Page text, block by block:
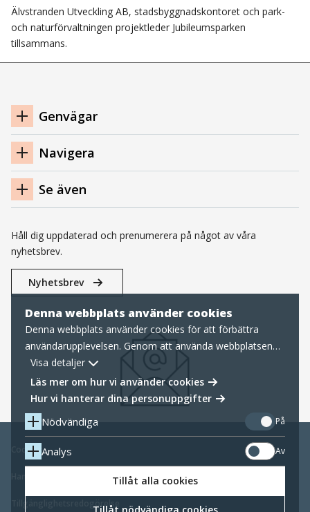
Denna webbplats använder cookies
Denna webbplats använder cookies för att förbättra
användarupplevelsen. Genom att använda webbplatsen
samtycker du till nödvändiga cookies, läs mer nedan om
hur vi hanterar cookies samt personuppgifter.
Visa detaljer
Läs mer om hur vi använder cookies
Hur vi hanterar dina personuppgifter
Nödvändiga På
Analys Av
Tillåt alla cookies
Älvstranden Utveckling AB, stadsbyggnadskontoret och park-
och naturförvaltningen projektleder Jubileumsparken
tillsammans.
Navigation
sidfot
Genvägar
Navigera
Se även
Håll dig uppdaterad och prenumerera på något av våra
nyhetsbrev.
Nyhetsbrev
Cookies
Hantering av personuppgifter
Tillgänglighetsredogörelse